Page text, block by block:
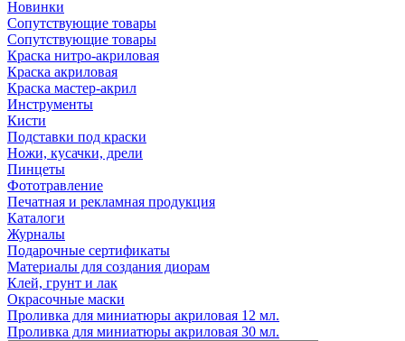
Новинки
Сопутствующие товары
Сопутствующие товары
Краска нитро-акриловая
Краска акриловая
Краска мастер-акрил
Инструменты
Кисти
Подставки под краски
Ножи, кусачки, дрели
Пинцеты
Фототравление
Печатная и рекламная продукция
Каталоги
Журналы
Подарочные сертификаты
Материалы для создания диорам
Клей, грунт и лак
Окрасочные маски
Проливка для миниатюры акриловая 12 мл.
Проливка для миниатюры акриловая 30 мл.